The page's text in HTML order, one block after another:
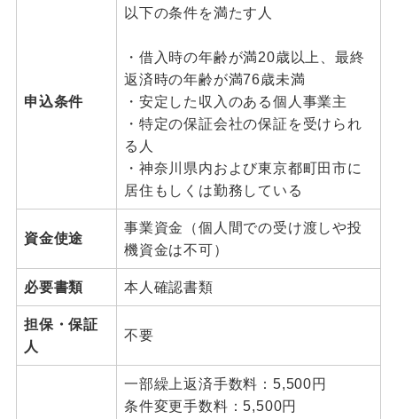
申込条件
以下の条件を満たす人
・借入時の年齢が満20歳以上、最終
返済時の年齢が満76歳未満
・安定した収入のある個人事業主
・特定の保証会社の保証を受けられ
る人
・神奈川県内および東京都町田市に
居住もしくは勤務している
資金使途
事業資金（個人間での受け渡しや投
機資金は不可）
必要書類 本人確認書類
担保・保証
人
不要
一部繰上返済手数料：5,500円
条件変更手数料：5,500円